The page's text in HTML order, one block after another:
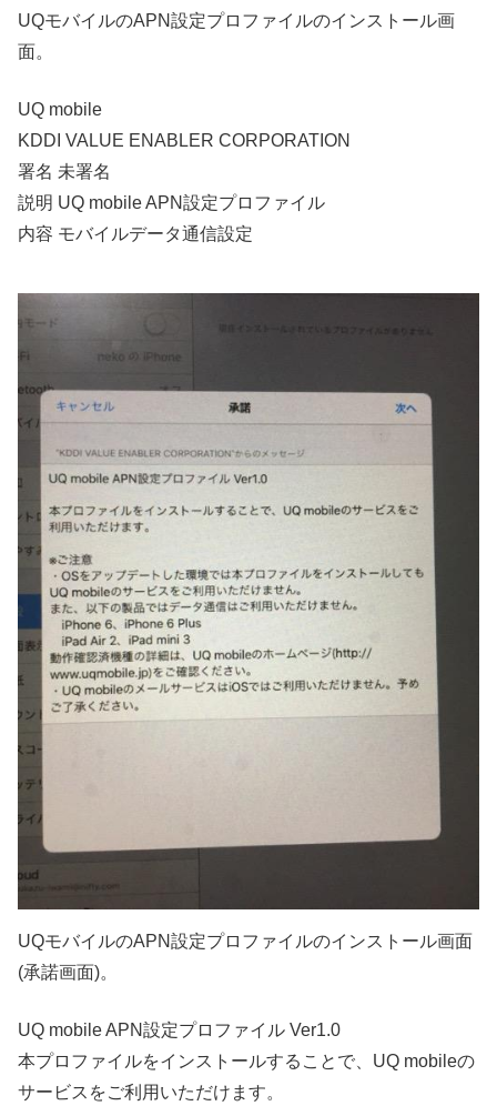
UQモバイルのAPN設定プロファイルのインストール画
面。
UQ mobile
KDDI VALUE ENABLER CORPORATION
署名 未署名
説明 UQ mobile APN設定プロファイル
内容 モバイルデータ通信設定
UQモバイルのAPN設定プロファイルのインストール画面
(承諾画面)。
UQ mobile APN設定プロファイル Ver1.0
本プロファイルをインストールすることで、UQ mobileの
サービスをご利用いただけます。